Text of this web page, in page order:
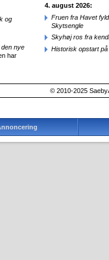
og
den nye
har
4. august 2026:
Fruen fra Havet
Skytsengle
Skyhøj ros fra
Historisk opstart
© 2010-2025